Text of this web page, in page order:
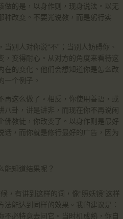
做的是，以身作则，现身说法。以无
种改变。不要光说教，而是躬行实
别人对你说“不”；当别人妨碍你、
，变得耐心。从对方的角度来看待这
在的变化。他们会想知道你是怎么改
个例子。
再这么做了。相反，你使用善语，或
卦，讲是讲非，而现在你不再说闲
佛教徒，你改变了。以身作则是最好
话，而你就是修行最好的广告，因为
能知道结果呢？
，有讲到这样的词，像“照妖镜”这样
能达到同样的效果。我的建议是：
不必特意去问它。当时机成熟，你自